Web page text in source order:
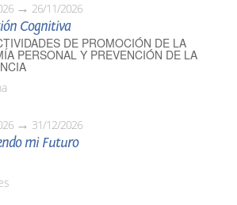
26/11/2026
Cognitiva
DE PROMOCIÓN DE LA
PERSONAL Y PREVENCIÓN DE LA
31/12/2026
mi Futuro